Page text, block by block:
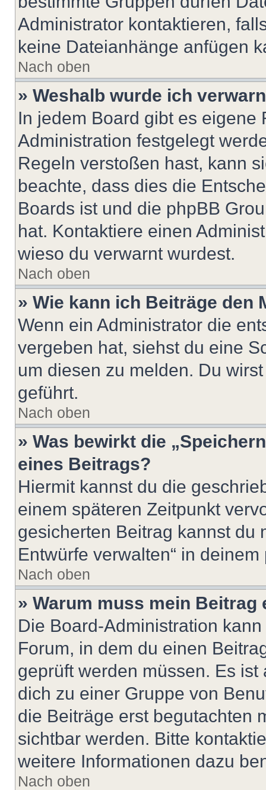
Administrator kontaktieren,
keine Dateianhänge anfügen
Nach oben
» Weshalb wurde ich
In jedem Board gibt es
Administration festgelegt
Regeln verstoßen hast, kann
beachte, dass dies die
Boards ist und die phpBB
hat. Kontaktiere einen
wieso du verwarnt wurdest.
Nach oben
» Wie kann ich Beiträge den
Wenn ein Administrator die
vergeben hat, siehst du eine
um diesen zu melden. Du
geführt.
Nach oben
» Was bewirkt die
eines Beitrags?
Hiermit kannst du die
einem späteren Zeitpunkt
gesicherten Beitrag kannst du
Entwürfe verwalten“ in
Nach oben
» Warum muss mein
Die Board-Administration
Forum, in dem du einen
geprüft werden müssen. Es
dich zu einer Gruppe von
die Beiträge erst begutachten
sichtbar werden. Bitte
weitere Informationen dazu
Nach oben